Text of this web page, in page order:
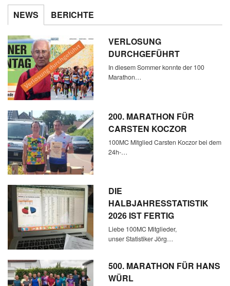
NEWS BERICHTE
VERLOSUNG
DURCHGEFÜHRT
In diesem Sommer konnte der 100
Marathon…
200. MARATHON FÜR
CARSTEN KOCZOR
100MC Mitglied Carsten Koczor bei dem
24h-…
DIE
HALBJAHRESSTATISTIK
2026 IST FERTIG
Liebe 100MC Mitglieder,
unser Statistiker Jörg…
500. MARATHON FÜR HANS
WÜRL